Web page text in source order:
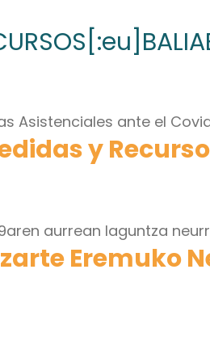
Asistenciales ante el
y
aurrean laguntza
Eremuko